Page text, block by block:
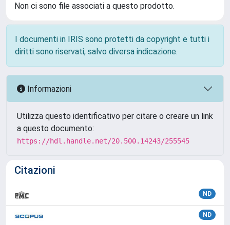
Non ci sono file associati a questo prodotto.
I documenti in IRIS sono protetti da copyright e tutti i
diritti sono riservati, salvo diversa indicazione.
Informazioni
Utilizza questo identificativo per citare o creare un link
a questo documento:
https://hdl.handle.net/20.500.14243/255545
Citazioni
ND
ND